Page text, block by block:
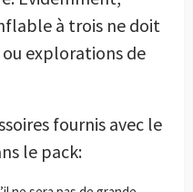
à trois ne doit
ou explorations de
fournis avec le
le pack: